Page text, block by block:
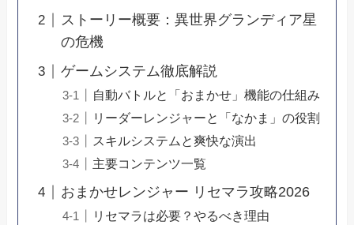
ストーリー概要：異世界グランディア星
の危機
ゲームシステム徹底解説
自動バトルと「おまかせ」機能の仕組み
リーダーレンジャーと「なかま」の役割
スキルシステムと爽快な演出
主要コンテンツ一覧
おまかせレンジャー リセマラ攻略2026
リセマラは必要？やるべき理由